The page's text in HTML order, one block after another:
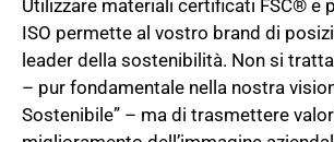
Utilizzare materiali certificati FSC® e
ISO permette al vostro brand di
leader della sostenibilità. Non si
– pur fondamentale nella nostra
Sostenibile” – ma di trasmettere